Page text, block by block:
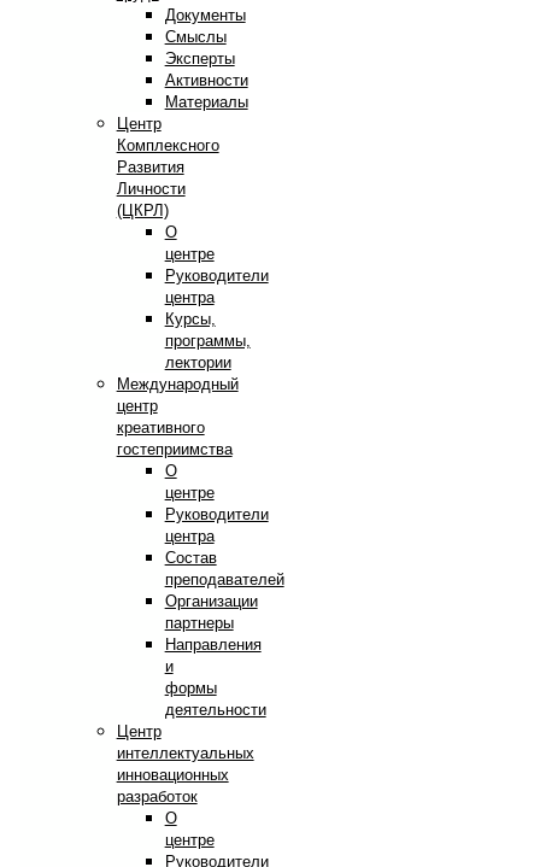
Документы
Смыслы
Эксперты
Активности
Материалы
Центр
Комплексного
Развития
Личности
(ЦКРЛ)
О
центре
Руководители
центра
Курсы,
программы,
лектории
Международный
центр
креативного
гостеприимства
О
центре
Руководители
центра
Состав
преподавателей
Организации
партнеры
Направления
и
формы
деятельности
Центр
интеллектуальных
инновационных
разработок
О
центре
Руководители